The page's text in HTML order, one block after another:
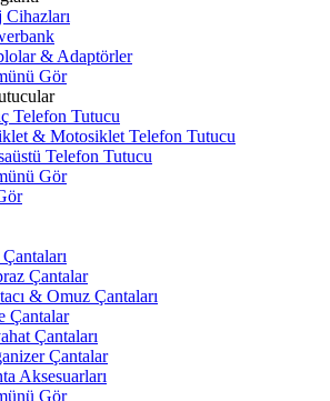
Cihazları
& Adaptörler
Gör
Telefon Tutucu
& Motosiklet Telefon Tutucu
Telefon Tutucu
Gör
Çantaları
Çantalar
& Omuz Çantaları
Çantalar
Çantaları
Çantalar
Aksesuarları
Gör